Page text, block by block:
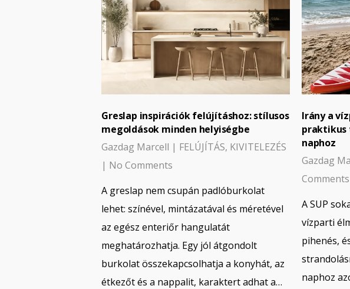
Greslap inspirációk felújításhoz: stílusos
megoldások minden helyiségbe
Gazdag Marcell | FELÚJÍTÁS, KIVITELEZÉS
| No Comments
A greslap nem csupán padlóburkolat
lehet: színével, mintázatával és méretével
az egész enteriőr hangulatát
meghatározhatja. Egy jól átgondolt
burkolat összekapcsolhatja a konyhát, az
étkezőt és a nappalit, karaktert adhat a…
Irány a
praktikus
naphoz
Gazdag
Comments
A SUP
vízparti
pihenés,
naphoz